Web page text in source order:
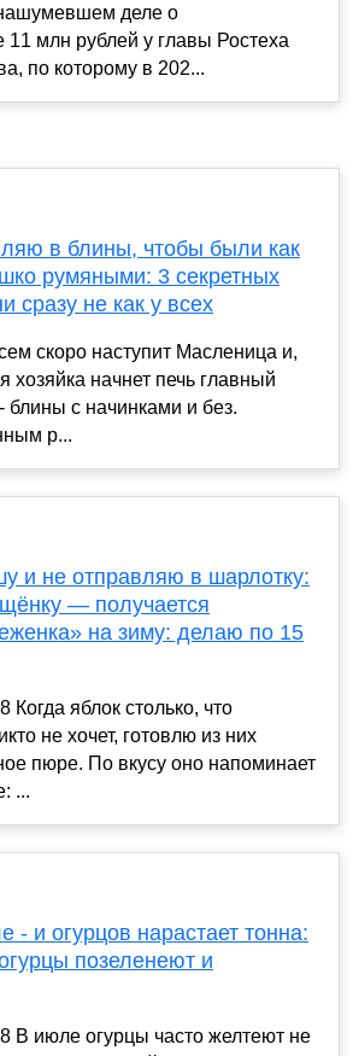
деле о
11 млн рублей у главы Ростеха
по которому в 202...
в блины, чтобы были как
румяными: 3 секретных
сразу не как у всех
скоро наступит Масленица и,
хозяйка начнет печь главный
блины с начинками и без.
р...
и не отправляю в шарлотку:
— получается
на зиму: делаю по 15
Когда яблок столько, что
не хочет, готовлю из них
пюре. По вкусу оно напоминает
...
- и огурцов нарастает тонна:
позеленеют и
В июле огурцы часто желтеют не